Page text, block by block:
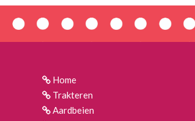
Home
Trakteren
Aardbeien